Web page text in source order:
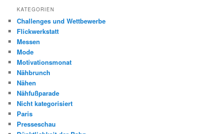
KATEGORIEN
Challenges und Wettbewerbe
Flickwerkstatt
Messen
Mode
Motivationsmonat
Nähbrunch
Nähen
Nähfußparade
Nicht kategorisiert
Paris
Presseschau